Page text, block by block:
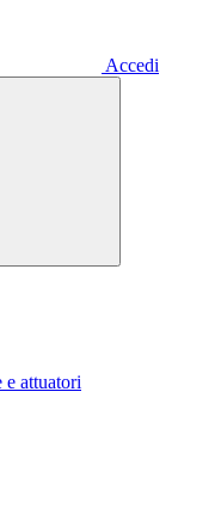
Accedi
attuatori